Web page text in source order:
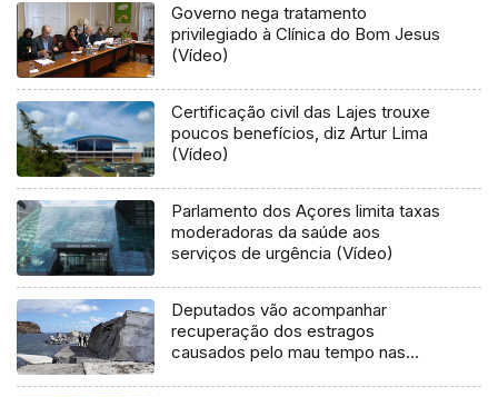
Governo nega tratamento
privilegiado à Clínica do Bom Jesus
(Vídeo)
Certificação civil das Lajes trouxe
poucos benefícios, diz Artur Lima
(Vídeo)
Parlamento dos Açores limita taxas
moderadoras da saúde aos
serviços de urgência (Vídeo)
Deputados vão acompanhar
recuperação dos estragos
causados pelo mau tempo nas